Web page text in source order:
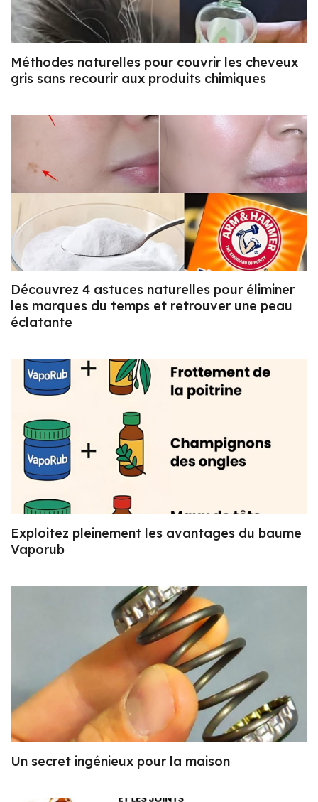
Méthodes naturelles pour couvrir les cheveux
gris sans recourir aux produits chimiques
Découvrez 4 astuces naturelles pour éliminer
les marques du temps et retrouver une peau
éclatante
Exploitez pleinement les avantages du baume
Vaporub
Un secret ingénieux pour la maison